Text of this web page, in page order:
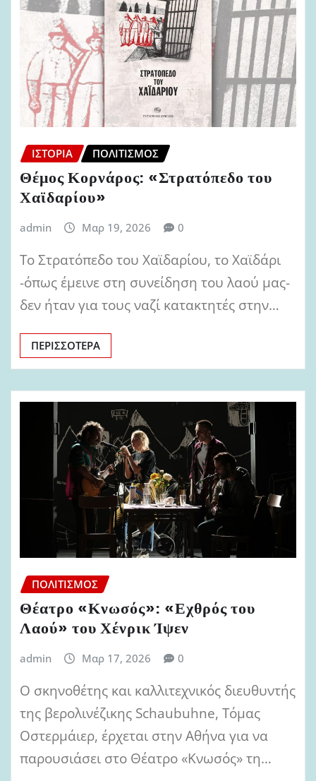
ΙΣΤΟΡΊΑ ΠΟΛΙΤΙΣΜΌΣ
Θέμος Κορνάρος: «Στρατόπεδο του
Χαϊδαρίου»
admin Μαρ 19, 2026 0
Το Στρατόπεδο του Χαϊδαρίου, το Χαϊδάρι
-όπως έμεινε στη συνείδηση του λαού μας-
δεν ήταν για τους ναζί κατακτητές στην…
ΠΕΡΙΣΣΌΤΕΡΑ
ΠΟΛΙΤΙΣΜΌΣ
Θέατρο «Κνωσός»: «Εχθρός του
Λαού» του Χένρικ Ίψεν
admin Μαρ 17, 2026 0
Ο σκηνοθέτης και καλλιτεχνικός διευθυντής
της βερολινέζικης Schaubuhne, Τόμας
Οστερμάιερ, έρχεται στην Αθήνα για να
παρουσιάσει στο Θέατρο «Κνωσός» τη…